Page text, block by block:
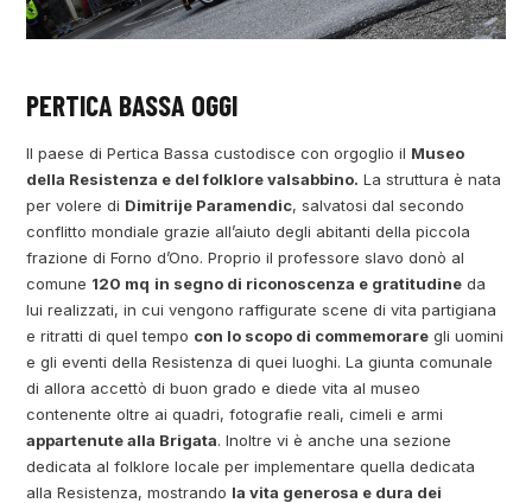
PERTICA BASSA OGGI
Il paese di Pertica Bassa custodisce con orgoglio il Museo
della Resistenza e del folklore valsabbino. La struttura è nata
per volere di Dimitrije Paramendic, salvatosi dal secondo
conflitto mondiale grazie all’aiuto degli abitanti della piccola
frazione di Forno d’Ono. Proprio il professore slavo donò al
comune 120 mq in segno di riconoscenza e gratitudine da
lui realizzati, in cui vengono raffigurate scene di vita partigiana
e ritratti di quel tempo con lo scopo di commemorare gli uomini
e gli eventi della Resistenza di quei luoghi. La giunta comunale
di allora accettò di buon grado e diede vita al museo
contenente oltre ai quadri, fotografie reali, cimeli e armi
appartenute alla Brigata. Inoltre vi è anche una sezione
dedicata al folklore locale per implementare quella dedicata
alla Resistenza, mostrando la vita generosa e dura dei